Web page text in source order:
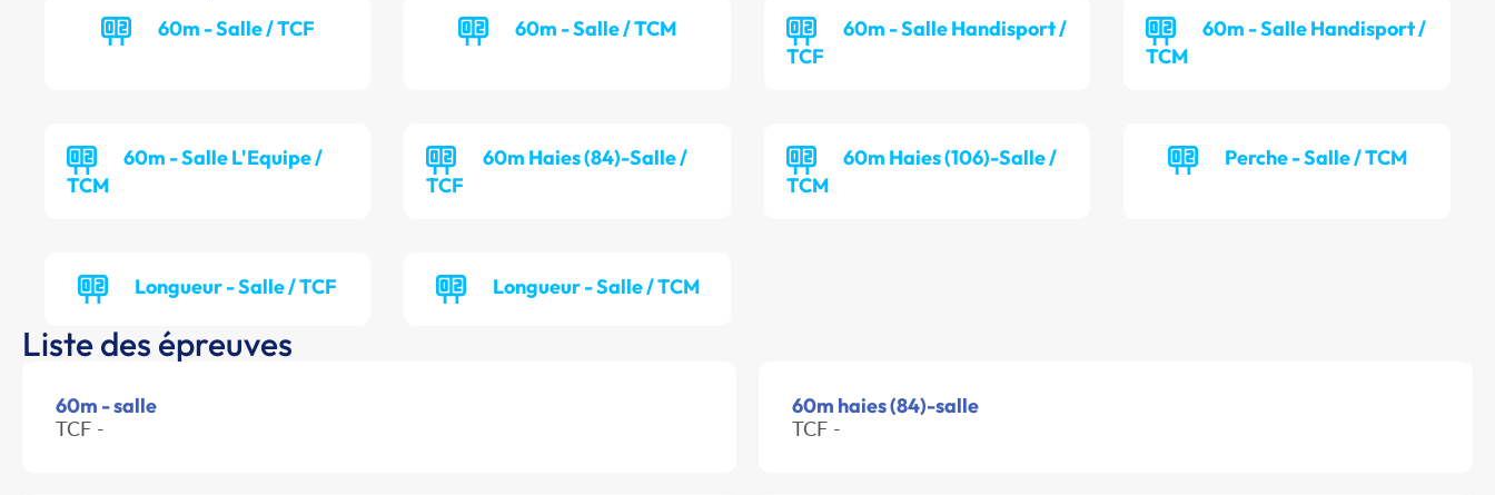
60m - Salle / TCF 60m - Salle / TCM
60m - Salle Handisport /
TCF
60m - Salle Handisport /
TCM
60m - Salle L'Equipe /
TCM
60m Haies (84)-Salle /
TCF
60m Haies (106)-Salle /
TCM
Perche - Salle / TCM
Longueur - Salle / TCF Longueur - Salle / TCM
Liste des épreuves
60m - salle
TCF -
60m haies (84)-salle
TCF -